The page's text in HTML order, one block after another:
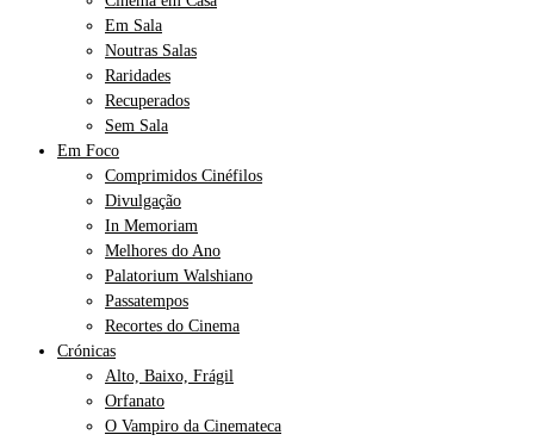
Em Sala
Noutras Salas
Raridades
Recuperados
Sem Sala
Em Foco
Comprimidos Cinéfilos
Divulgação
In Memoriam
Melhores do Ano
Palatorium Walshiano
Passatempos
Recortes do Cinema
Crónicas
Alto, Baixo, Frágil
Orfanato
O Vampiro da Cinemateca